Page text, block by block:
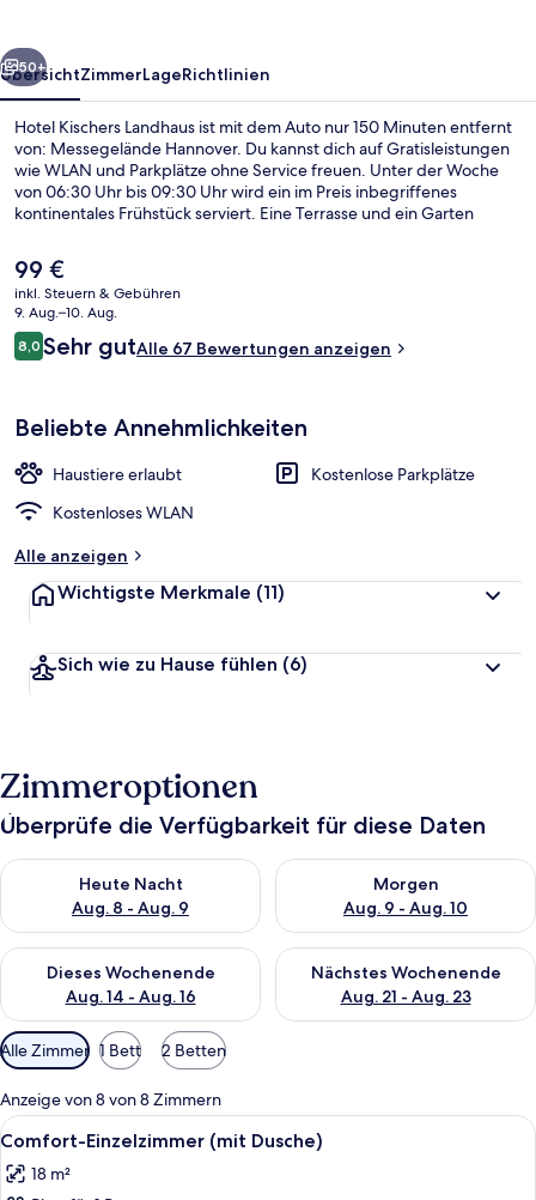
Weiter
50+
ÜbersichtZimmerLageRichtlinien
Hotel Kischers Landhaus ist mit dem Auto nur 150 Minuten entfernt
von: Messegelände Hannover. Du kannst dich auf Gratisleistungen
wie WLAN und Parkplätze ohne Service freuen. Unter der Woche
von 06:30 Uhr bis 09:30 Uhr wird ein im Preis inbegriffenes
kontinentales Frühstück serviert. Eine Terrasse und ein Garten
Der
aktuelle
Preis
beträgt
99 €.
99 €
inkl. Steuern & Gebühren
9. Aug.–10. Aug.
Bewertungen
8,08,0 von 10.
Sehr gutAlle 67 Bewertungen anzeigen
Beliebte Annehmlichkeiten
Haustiere erlaubt
Kostenlose Parkplätze
Kostenloses WLAN
Alle anzeigen
Wichtigste Merkmale (11)
Sich wie zu Hause fühlen (6)
Zimmeroptionen
Überprüfe die Verfügbarkeit für diese Daten
Heute Nacht
Aug. 8 - Aug. 9
Überprüfe die Verfügbarkeit für heute Nacht, Aug. 8 - Aug. 9.
Morgen
Aug. 9 - Aug. 10
Überprüfe die Verfügbarkeit
Dieses Wochenende
Aug. 14 - Aug. 16
Überprüfe die Verfügbarkeit für dieses Wochenende, Aug. 14
Nächstes Wochenende
Aug. 21 - Aug. 23
Überprüfe die Verfügbarkeit
Verfügbare
Filter
für
Zimmer
Alle Zimmer 1 Bett 2 Betten
Anzeige von 8 von 8 Zimmern
Alle
Fotos
für
Ein Hotelzimmer mit einem
8
Comfort-Einzelzimmer (mit Dusche)
18 m²